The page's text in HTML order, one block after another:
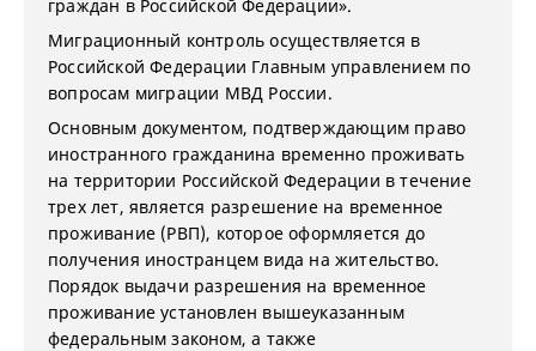
граждан в Российской Федерации».
Миграционный контроль осуществляется в
Российской Федерации Главным управлением по
вопросам миграции МВД России.
Основным документом, подтверждающим право
иностранного гражданина временно проживать
на территории Российской Федерации в течение
трех лет, является разрешение на временное
проживание (РВП), которое оформляется до
получения иностранцем вида на жительство.
Порядок выдачи разрешения на временное
проживание установлен вышеуказанным
федеральным законом, а также